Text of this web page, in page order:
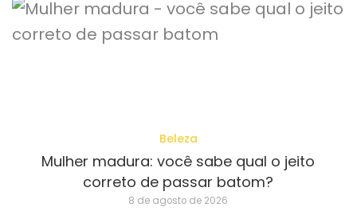
Beleza
Mulher madura: você sabe qual o jeito
correto de passar batom?
8 de agosto de 2026